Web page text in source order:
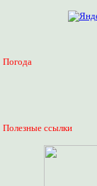
Погода
Полезные ссылки